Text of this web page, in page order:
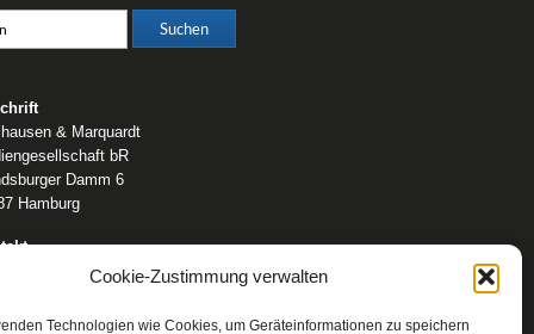
Cookie-Zustimmung verwalten
Technologien wie Cookies, um Geräteinformationen zu speichern
& Marquardt
bR
Damm 6
Hamburg
0 40 / 42 91 77-0
www.wm-medien.de